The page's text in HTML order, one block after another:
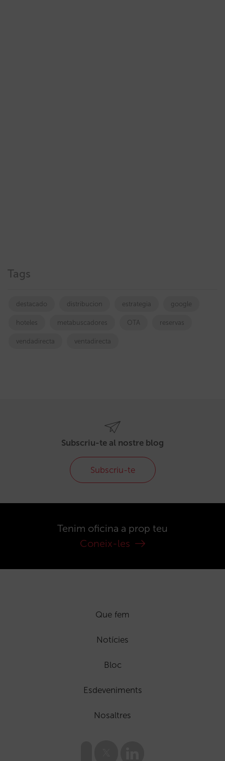
Tags
destacado distribucion estrategia google
hoteles metabuscadores OTA reservas
vendadirecta ventadirecta
Subscriu-te al nostre blog
Subscriu-te
Tenim oficina a prop teu
Coneix-les
Que fem
Notícies
Bloc
Esdeveniments
Nosaltres